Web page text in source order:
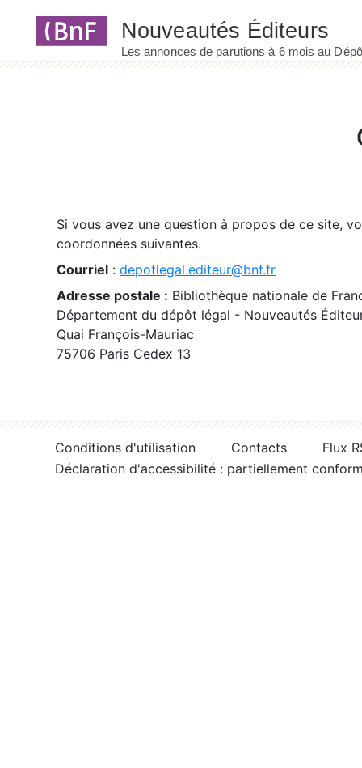
Si vous avez une question à propos de ce site,
coordonnées suivantes.
Courriel : depotlegal.editeur@bnf.fr
Adresse postale : Bibliothèque nationale de
Département du dépôt légal - Nouveautés
Quai François-Mauriac
75706 Paris Cedex 13
Conditions d'utilisation Contacts
Flux
Déclaration d'accessibilité : partiellement